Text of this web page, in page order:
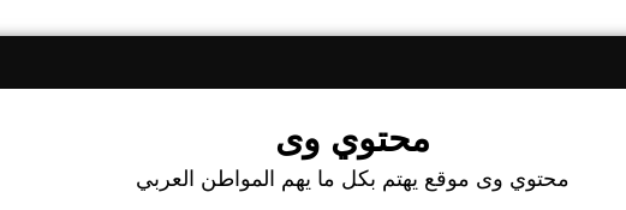
محتوي وى
محتوي وى موقع يهتم بكل ما يهم المواطن العربي